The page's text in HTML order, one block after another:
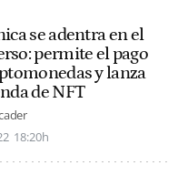
se adentra en el
permite el pago
y lanza
de NFT
18:20h